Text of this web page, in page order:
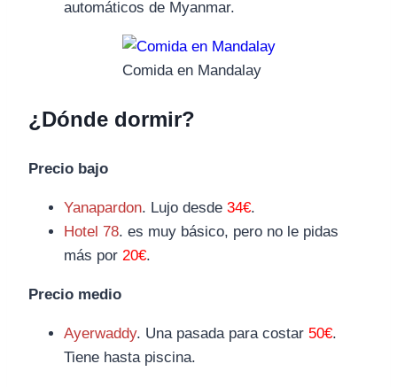
automáticos de Myanmar.
Comida en Mandalay
¿Dónde dormir?
Precio bajo
Yanapardon. Lujo desde 34€.
Hotel 78. es muy básico, pero no le pidas
más por 20€.
Precio medio
Ayerwaddy. Una pasada para costar 50€.
Tiene hasta piscina.